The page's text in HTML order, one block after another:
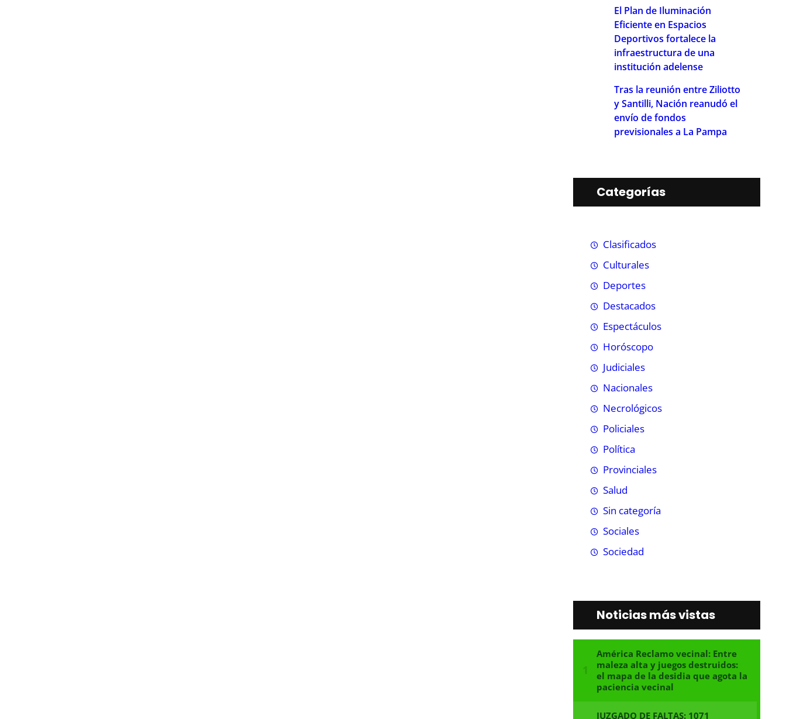
El Plan de Iluminación
Eficiente en Espacios
Deportivos fortalece la
infraestructura de una
institución adelense
Tras la reunión entre Ziliotto
y Santilli, Nación reanudó el
envío de fondos
previsionales a La Pampa
Categorías
Clasificados
Culturales
Deportes
Destacados
Espectáculos
Horóscopo
Judiciales
Nacionales
Necrológicos
Policiales
Política
Provinciales
Salud
Sin categoría
Sociales
Sociedad
Noticias más vistas